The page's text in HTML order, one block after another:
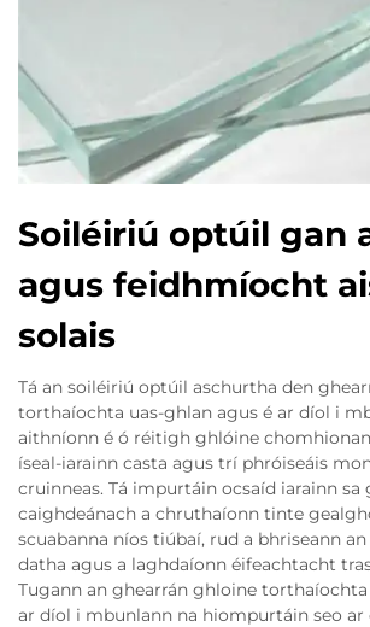
Soiléiriú optúil gan
agus feidhmíocht
solais
Tá an soiléiriú optúil aschurtha den
torthaíochta uas-ghlan agus é ar díol i
aithníonn é ó réitigh ghlóine
íseal-iarainn casta agus trí phróiseáis
cruinneas. Tá impurtáin ocsaíd iarainn
caighdeánach a chruthaíonn tinte
scuabanna níos tiúbaí, rud a bhriseann
datha agus a laghdaíonn éifeachtacht
Tugann an ghearrán ghloine
ar díol i mbunlann na hiompurtáin seo